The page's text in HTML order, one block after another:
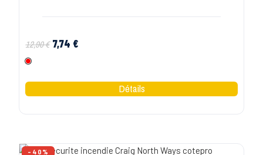
12,90 € 7,74 €
Rouge
-40%